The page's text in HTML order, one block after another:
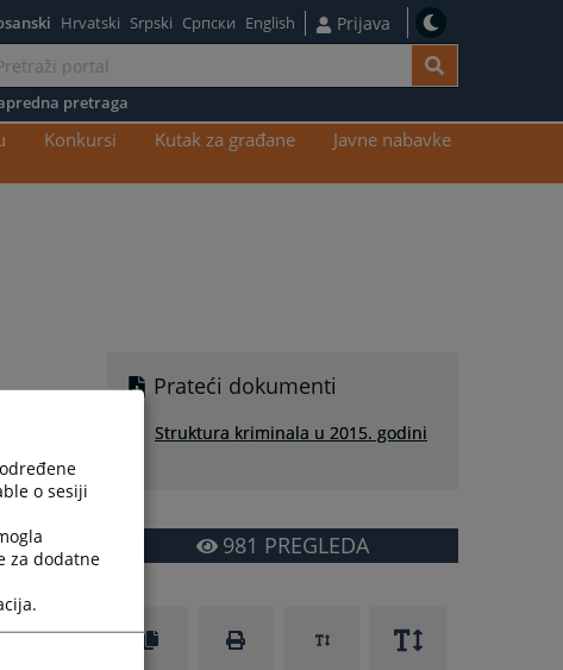
Hrvatski Srpski Српски English Prijava
pretraga
Konkursi Kutak za građane
Javne nabavke
Prateći dokumenti
Struktura kriminala u 2015. godini
981 PREGLEDA
o sesiji
za dodatne